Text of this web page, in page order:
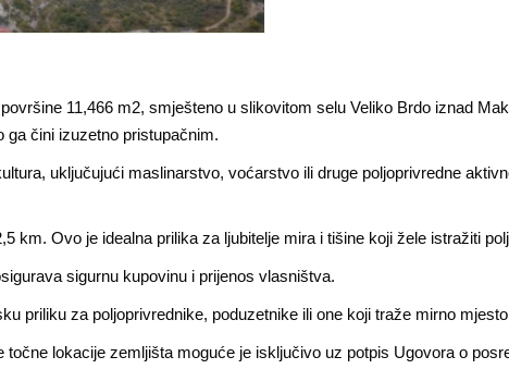
11,466 m2, smješteno u slikovitom selu Veliko Brdo iznad
ga čini izuzetno pristupačnim.
uključujući maslinarstvo, voćarstvo ili druge poljoprivredne
km. Ovo je idealna prilika za ljubitelje mira i tišine koji žele istražiti
sigurnu kupovinu i prijenos vlasništva.
priliku za poljoprivrednike, poduzetnike ili one koji traže mirno
lokacije zemljišta moguće je isključivo uz potpis Ugovora o